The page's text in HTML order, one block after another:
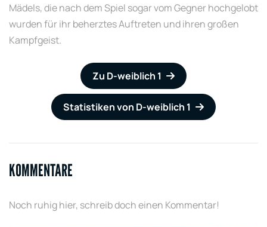
Mädels, die nach dem Spiel sogar vom Gegner hochgelobt
wurden für ihr beherztes Auftreten und ihren großen
Kampfgeist.
Zu D-weiblich 1
Statistiken von D-weiblich 1
KOMMENTARE
Noch ruhig hier, schreib doch einen Kommentar!